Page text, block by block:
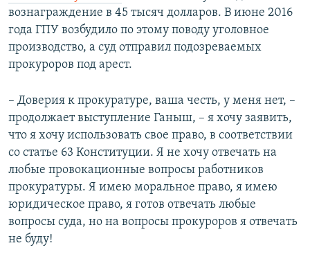
вознаграждение в 45 тысяч долларов. В июне 2016
года ГПУ возбудило по этому поводу уголовное
производство, а суд отправил подозреваемых
прокуроров под арест.
– Доверия к прокуратуре, ваша честь, у меня нет, –
продолжает выступление Ганыш, – я хочу заявить,
что я хочу использовать свое право, в соответствии
со статье 63 Конституции. Я не хочу отвечать на
любые провокационные вопросы работников
прокуратуры. Я имею моральное право, я имею
юридическое право, я готов отвечать любые
вопросы суда, но на вопросы прокуроров я отвечать
не буду!